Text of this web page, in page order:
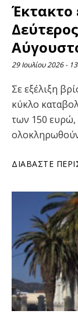
Έκτακτο
29 Ιουλίου 2026
Σε εξέλιξη
κύκλο
των 150 ευρώ,
ΔΙΑΒΆΣΤΕ